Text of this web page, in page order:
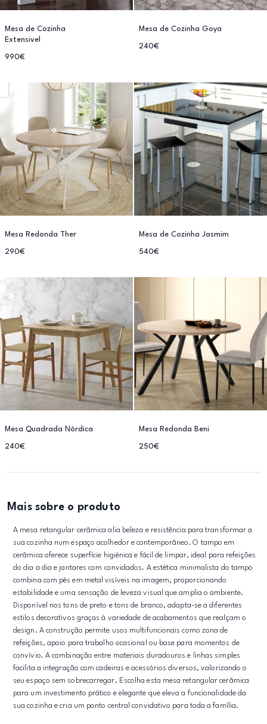
Mesa de Cozinha
Extensivel
990€
Mesa de Cozinha Goya
240€
Mesa Redonda Ther
290€
Mesa de Cozinha Jasmim
540€
Mesa Quadrada Nórdica
240€
Mesa Redonda Beni
250€
Mais sobre o produto
A mesa retangular cerâmica alia beleza e resistência para transformar a
sua cozinha num espaço acolhedor e contemporâneo. O tampo em
cerâmica oferece superfície higiénica e fácil de limpar, ideal para refeições
do dia a dia e jantares com convidados. A estética minimalista do tampo
combina com pés em metal visíveis na imagem, proporcionando
estabilidade e uma sensação de leveza visual que amplia o ambiente.
Disponível nos tons de preto e tons de branco, adapta-se a diferentes
estilos decorativos graças à variedade de acabamentos que realçam o
design. A construção permite usos multifuncionais como zona de
refeições, apoio para trabalho ocasional ou base para momentos de
convívio. A combinação entre materiais duradouros e linhas simples
facilita a integração com cadeiras e acessórios diversos, valorizando o
seu espaço sem sobrecarregar. Escolha esta mesa retangular cerâmica
para um investimento prático e elegante que eleva a funcionalidade da
sua cozinha e cria um ponto central convidativo para toda a família.